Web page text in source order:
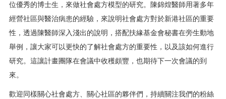
位優秀的博士生，來做社會處方模型的研究。陳錦煌醫師用著多年
經營社區與醫治病患的經驗，來說明社會處方對於新港社區的重要
性，透過陳醫師深入淺出的說明，搭配扶緣基金會秘書在旁生動地
舉例，讓大家可以更快的了解社會處方的重要性，以及該如何進行
研究。這讓計畫團隊在會議中收穫頗豐，也期待下一次會議的到
來。
歡迎同樣關心社會處方、關心社區的夥伴們，持續關注我們的粉絲